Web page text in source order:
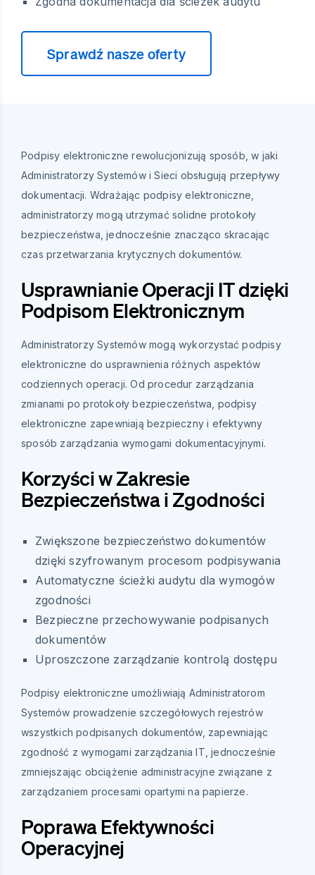
Sprawdź nasze oferty
Podpisy elektroniczne rewolucjonizują sposób, w jaki
Administratorzy Systemów i Sieci obsługują przepływy
dokumentacji. Wdrażając podpisy elektroniczne,
administratorzy mogą utrzymać solidne protokoły
bezpieczeństwa, jednocześnie znacząco skracając
czas przetwarzania krytycznych dokumentów.
Usprawnianie Operacji IT dzięki
Podpisom Elektronicznym
Administratorzy Systemów mogą wykorzystać podpisy
elektroniczne do usprawnienia różnych aspektów
codziennych operacji. Od procedur zarządzania
zmianami po protokoły bezpieczeństwa, podpisy
elektroniczne zapewniają bezpieczny i efektywny
sposób zarządzania wymogami dokumentacyjnymi.
Korzyści w Zakresie
Bezpieczeństwa i Zgodności
Zwiększone bezpieczeństwo dokumentów
dzięki szyfrowanym procesom podpisywania
Automatyczne ścieżki audytu dla wymogów
zgodności
Bezpieczne przechowywanie podpisanych
dokumentów
Uproszczone zarządzanie kontrolą dostępu
Podpisy elektroniczne umożliwiają Administratorom
Systemów prowadzenie szczegółowych rejestrów
wszystkich podpisanych dokumentów, zapewniając
zgodność z wymogami zarządzania IT, jednocześnie
zmniejszając obciążenie administracyjne związane z
zarządzaniem procesami opartymi na papierze.
Poprawa Efektywności
Operacyjnej